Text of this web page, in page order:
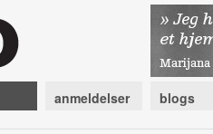
anmeldelser blogs